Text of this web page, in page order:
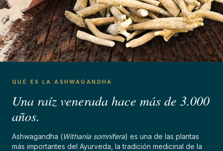
QUÉ ES LA ASHWAGANDHA
Una raíz venerada hace más de 3.000
años.
Ashwagandha (Withania somnifera) es una de las plantas
más importantes del Ayurveda, la tradición medicinal de la